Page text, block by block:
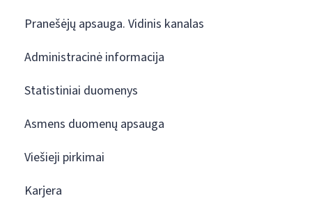
Pranešėjų apsauga. Vidinis kanalas
Administracinė informacija
Statistiniai duomenys
Asmens duomenų apsauga
Viešieji pirkimai
Karjera